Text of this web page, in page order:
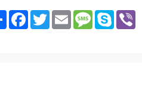
ShareFacebook
TwitterEmailMessage
Skype